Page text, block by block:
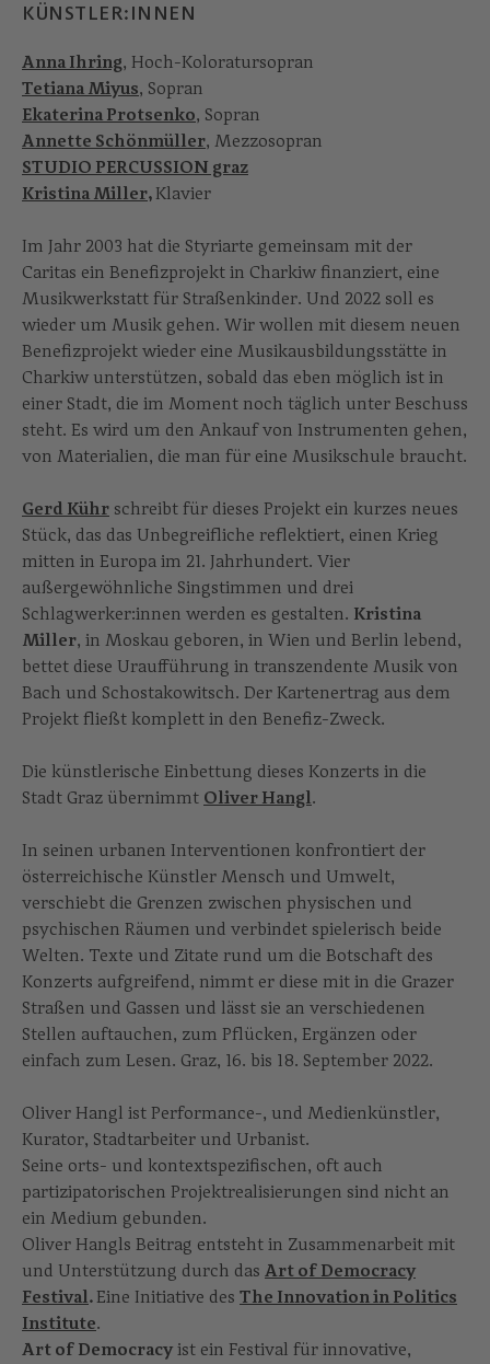
KÜNSTLER:INNEN
Anna Ihring, Hoch-Koloratursopran
Tetiana Miyus, Sopran
Ekaterina Protsenko, Sopran
Annette Schönmüller, Mezzosopran
STUDIO PERCUSSION graz
Kristina Miller, Klavier
Im Jahr 2003 hat die Styriarte gemeinsam mit der
Caritas ein Benefizprojekt in Charkiw finanziert, eine
Musikwerkstatt für Straßenkinder. Und 2022 soll es
wieder um Musik gehen. Wir wollen mit diesem neuen
Benefizprojekt wieder eine Musikausbildungsstätte in
Charkiw unterstützen, sobald das eben möglich ist in
einer Stadt, die im Moment noch täglich unter Beschuss
steht. Es wird um den Ankauf von Instrumenten gehen,
von Materialien, die man für eine Musikschule braucht.
Gerd Kühr schreibt für dieses Projekt ein kurzes neues
Stück, das das Unbegreifliche reflektiert, einen Krieg
mitten in Europa im 21. Jahrhundert. Vier
außergewöhnliche Singstimmen und drei
Schlagwerker:innen werden es gestalten. Kristina
Miller, in Moskau geboren, in Wien und Berlin lebend,
bettet diese Uraufführung in transzendente Musik von
Bach und Schostakowitsch. Der Kartenertrag aus dem
Projekt fließt komplett in den Benefiz-Zweck.
Die künstlerische Einbettung dieses Konzerts in die
Stadt Graz übernimmt Oliver Hangl.
In seinen urbanen Interventionen konfrontiert der
österreichische Künstler Mensch und Umwelt,
verschiebt die Grenzen zwischen physischen und
psychischen Räumen und verbindet spielerisch beide
Welten. Texte und Zitate rund um die Botschaft des
Konzerts aufgreifend, nimmt er diese mit in die Grazer
Straßen und Gassen und lässt sie an verschiedenen
Stellen auftauchen, zum Pflücken, Ergänzen oder
einfach zum Lesen. Graz, 16. bis 18. September 2022.
Oliver Hangl ist Performance-, und Medienkünstler,
Kurator, Stadtarbeiter und Urbanist.
Seine orts- und kontextspezifischen, oft auch
partizipatorischen Projektrealisierungen sind nicht an
ein Medium gebunden.
Oliver Hangls Beitrag entsteht in Zusammenarbeit mit
und Unterstützung durch das Art of Democracy
Festival. Eine Initiative des The Innovation in Politics
Institute.
Art of Democracy ist ein Festival für innovative,